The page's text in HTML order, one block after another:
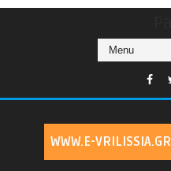
WWW.E-VRILISSIA.GR